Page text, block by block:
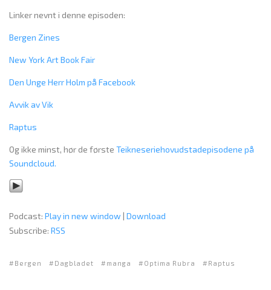
Linker nevnt i denne episoden:
Bergen Zines
New York Art Book Fair
Den Unge Herr Holm på Facebook
Avvik av Vik
Raptus
Og ikke minst, hør de første Teikneseriehovudstadepisodene på
Soundcloud.
Podcast: Play in new window | Download
Subscribe: RSS
Bergen Dagbladet manga Optima Rubra Raptus